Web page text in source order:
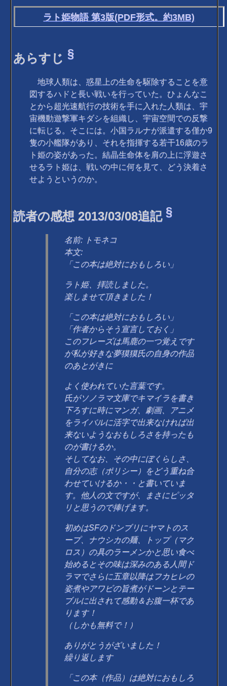
ラト姫物語 第3版(PDF形式。約3MB)
あらすじ§
地球人類は、惑星上の生命を駆除することを意
図するハドと長い戦いを行っていた。ひょんなこ
とから超光速航行の技術を手に入れた人類は、宇
宙機動遊撃軍キダシを組織し、宇宙空間での反撃
に転じる。そこには。小国ラルナが派遣する僅か9
隻の小艦隊があり、それを指揮する若干16歳のラ
ト姫の姿があった。結晶生命体を肩の上に浮遊さ
せるラト姫は、戦いの中に何を見て、どう決着さ
せようというのか。
読者の感想 2013/03/08追記§
名前: トモネコ
本文:
「この本は絶対におもしろい」
ラト姫、拝読しました。
楽しませて頂きました！
「この本は絶対におもしろい」
「作者からそう宣言しておく」
このフレーズは馬鹿の一つ覚えです
が私が好きな夢獏獏氏の自身の作品
のあとがきに
よく使われていた言葉です。
氏がソノラマ文庫でキマイラを書き
下ろすに時にマンガ、劇画、アニメ
をライバルに活字で出来なければ出
来ないようなおもしろさを持ったも
のが書けるか。
そしてなお、その中にぼくらしさ、
自分の志（ポリシー）をどう重ね合
わせていけるか・・と書いていま
す。他人の文ですが、まさにピッタ
リと思うので捧げます。
初めはSFのドンブリにヤマトのス
ープ、ナウシカの麺、トップ（マク
ロス）の具のラーメンかと思い食べ
始めるとその味は深みのある人間ド
ラマでさらに五章以降はフカヒレの
姿煮やアワビの旨煮がドーンとテー
ブルに出されて感動＆お腹一杯であ
ります！
（しかも無料で！）
ありがとうがざいました！
繰り返します
「この本（作品）は絶対におもしろ